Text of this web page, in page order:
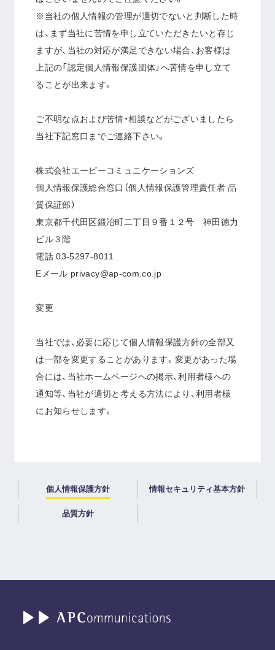
※当社の個人情報の管理が適切でないと判断した時
は、まず当社に苦情を申し立ていただきたいと存じ
ますが、当社の対応が満足できない場合、お客様は
上記の「認定個人情報保護団体」へ苦情を申し立て
ることが出来ます。
ご不明な点および苦情・相談などがございましたら
当社下記窓口までご連絡下さい。
株式会社エーピーコミュニケーションズ
個人情報保護総合窓口（個人情報保護管理責任者 品
質保証部）
東京都千代田区鍛冶町二丁目９番１２号 神田徳力
ビル３階
電話 03-5297-8011
Eメール privacy@ap-com.co.jp
変更
当社では、必要に応じて個人情報保護方針の全部又
は一部を変更することがあります。変更があった場
合には、当社ホームページへの掲示、利用者様への
通知等、当社が適切と考える方法により、利用者様
にお知らせします。
個人情報保護方針 情報セキュリティ基本方針
品質方針